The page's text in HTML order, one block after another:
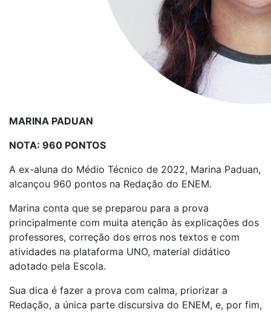
MARINA PADUAN
NOTA: 960 PONTOS
A ex-aluna do Médio Técnico de 2022, Marina Paduan,
alcançou 960 pontos na Redação do ENEM.
Marina conta que se preparou para a prova
principalmente com muita atenção às explicações dos
professores, correção dos erros nos textos e com
atividades na plataforma UNO, material didático
adotado pela Escola.
Sua dica é fazer a prova com calma, priorizar a
Redação, a única parte discursiva do ENEM, e, por fim,